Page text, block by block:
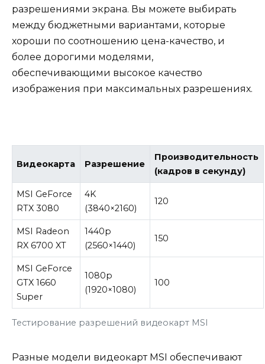
разрешениями экрана. Вы можете выбирать
между бюджетными вариантами, которые
хороши по соотношению цена-качество, и
более дорогими моделями,
обеспечивающими высокое качество
изображения при максимальных разрешениях.
Тестирование разрешений видеокарт MSI
Видеокарта Разрешение
Производительность
(кадров в секунду)
MSI GeForce
RTX 3080
4K
(3840×2160)
120
MSI Radeon
RX 6700 XT
1440p
(2560×1440)
150
MSI GeForce
GTX 1660
Super
1080p
(1920×1080)
100
Разные модели видеокарт MSI обеспечивают